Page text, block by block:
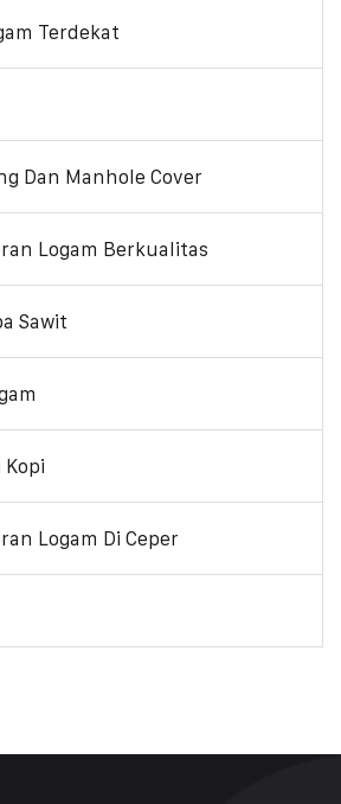
Terdekat
Dan Manhole Cover
Logam Berkualitas
Sawit
Logam Di Ceper